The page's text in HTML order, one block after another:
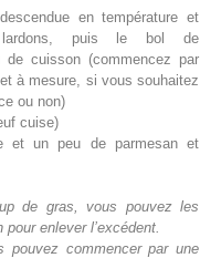
en température et
puis le bol de
de cuisson (commencez par
à mesure, si vous souhaitez
ou non)
cuise)
et un peu de parmesan et
de gras, vous pouvez les
enlever l’excédent.
pouvez commencer par une